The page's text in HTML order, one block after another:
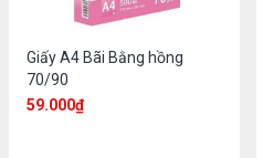
Giấy A4 Bãi Bằng hồng
70/90
59.000₫